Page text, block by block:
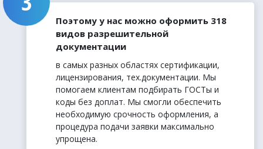
Поэтому у нас можно оформить 318
видов разрешительной
документации
в самых разных областях сертификации,
лицензирования, тех.документации. Мы
помогаем клиентам подбирать ГОСТы и
коды без доплат. Мы смогли обеспечить
необходимую срочность оформления, а
процедура подачи заявки максимально
упрощена.